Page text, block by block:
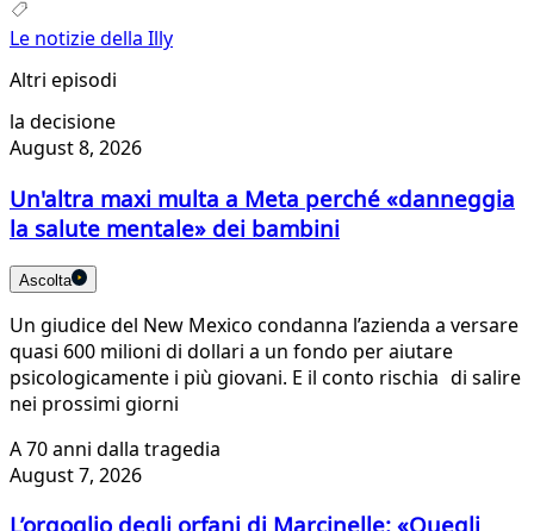
Le notizie della Illy
Altri episodi
la decisione
August 8, 2026
Un'altra maxi multa a Meta perché «danneggia
la salute mentale» dei bambini
Ascolta
Un giudice del New Mexico condanna l’azienda a versare
quasi 600 milioni di dollari a un fondo per aiutare
psicologicamente i più giovani. E il conto rischia di salire
nei prossimi giorni
A 70 anni dalla tragedia
August 7, 2026
L’orgoglio degli orfani di Marcinelle: «Quegli